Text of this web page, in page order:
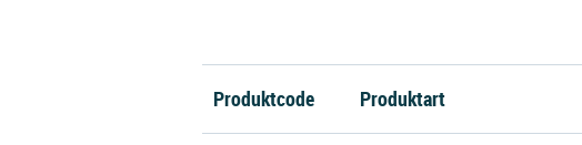
Produktcode Produktart